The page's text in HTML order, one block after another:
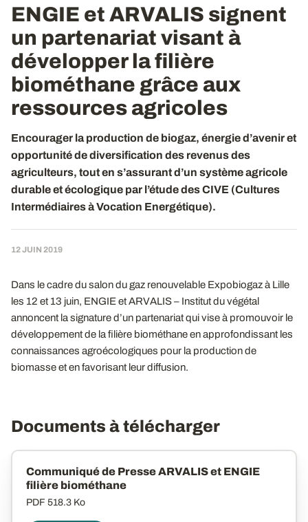
ENGIE et ARVALIS signent
un partenariat visant à
développer la filière
biométhane grâce aux
ressources agricoles
Encourager la production de biogaz, énergie d’avenir et
opportunité de diversification des revenus des
agriculteurs, tout en s’assurant d’un système agricole
durable et écologique par l’étude des CIVE (Cultures
Intermédiaires à Vocation Energétique).
12 JUIN 2019
Dans le cadre du salon du gaz renouvelable Expobiogaz à Lille
les 12 et 13 juin, ENGIE et ARVALIS – Institut du végétal
annoncent la signature d’un partenariat qui vise à promouvoir le
développement de la filière biométhane en approfondissant les
connaissances agroécologiques pour la production de
biomasse et en favorisant leur diffusion.
Documents à télécharger
Communiqué de Presse ARVALIS et ENGIE
filière biométhane
PDF 518.3 Ko